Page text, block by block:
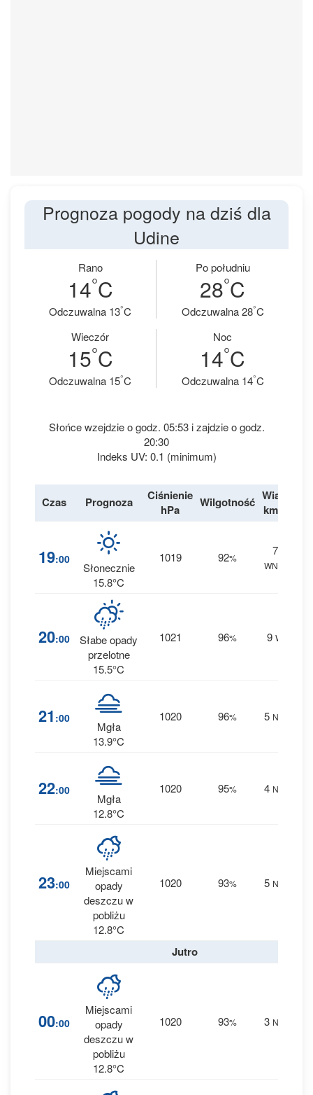
Prognoza pogody na dziś dla
Udine
Rano
14°C
Odczuwalna 13°C
Po południu
28°C
Odczuwalna 28°C
Wieczór
15°C
Odczuwalna 15°C
Noc
14°C
Odczuwalna 14°C
Słońce wzejdzie o godz. 05:53 i zajdzie o godz.
20:30
Indeks UV: 0.1 (minimum)
Czas Prognoza
Ciśnienie
hPa
Wilgotność Wiatr
km/h
19:00
Słonecznie
15.8°C
1019 92%
7
WNW
20:00
Słabe opady
przelotne
15.5°C
1021 96% 9 W
21 :00
Mgła
13.9°C
1020 96% 5 NW
22:00
Mgła
12.8°C
1020 95% 4 NW
23:00
Miejscami
opady
deszczu w
pobliżu
12.8°C
1020 93% 5 NW
Jutro
00:00
Miejscami
opady
deszczu w
pobliżu
12.8°C
1020 93% 3 NW